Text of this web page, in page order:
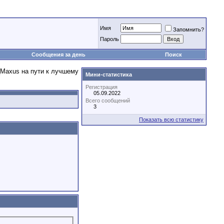
Имя
Запомнить?
Пароль
Сообщения за день Поиск
Мини-статистика
Регистрация
05.09.2022
Всего сообщений
3
Показать всю статистику